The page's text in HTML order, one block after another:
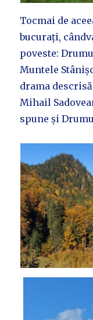
Tocmai de
bucurați,
poveste:
Muntele
drama
Mihail
spune și